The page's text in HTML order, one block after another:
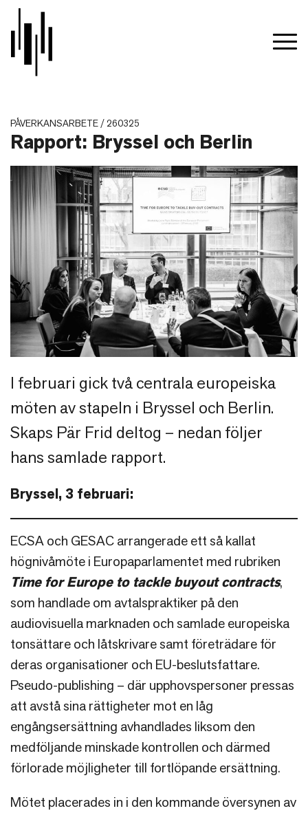
PÅVERKANSARBETE / 260325
Rapport: Bryssel och Berlin
I februari gick två centrala europeiska
möten av stapeln i Bryssel och Berlin.
Skaps Pär Frid deltog – nedan följer
hans samlade rapport.
Bryssel, 3 februari:
ECSA och GESAC arrangerade ett så kallat
högnivåmöte i Europaparlamentet med rubriken
Time for Europe to tackle buyout contracts,
som handlade om avtalspraktiker på den
audiovisuella marknaden och samlade europeiska
tonsättare och låtskrivare samt företrädare för
deras organisationer och EU-beslutsfattare.
Pseudo-publishing – där upphovspersoner pressas
att avstå sina rättigheter mot en låg
engångsersättning avhandlades liksom den
medföljande minskade kontrollen och därmed
förlorade möjligheter till fortlöpande ersättning.
Mötet placerades in i den kommande översynen av